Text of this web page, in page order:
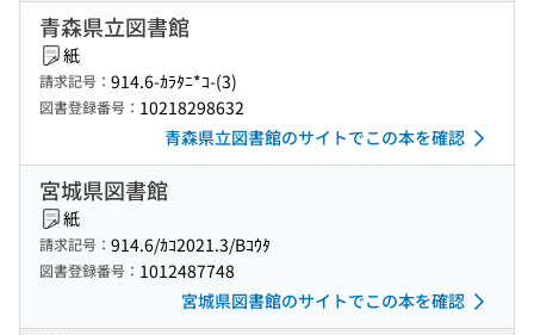
青森県立図書館
紙
請求記号： 914.6-ｶﾗﾀﾆ*ｺ-(3)
図書登録番号： 10218298632
青森県立図書館のサイトでこの本を確認
宮城県図書館
紙
請求記号： 914.6/ｶｺ2021.3/Bｺｳﾀ
図書登録番号： 1012487748
宮城県図書館のサイトでこの本を確認